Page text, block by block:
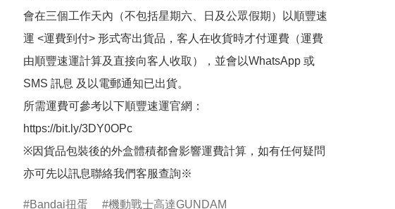
會在三個工作天內（不包括星期六、日及公眾假期）以順豐速
運 <運費到付> 形式寄出貨品，客人在收貨時才付運費（運費
由順豐速運計算及直接向客人收取），並會以WhatsApp 或
SMS 訊息 及以電郵通知已出貨。
所需運費可參考以下順豐速運官網：
https://bit.ly/3DY0OPc
※因貨品包裝後的外盒體積都會影響運費計算，如有任何疑問
亦可先以訊息聯絡我們客服查詢※
Bandai扭蛋
機動戰士高達GUNDAM